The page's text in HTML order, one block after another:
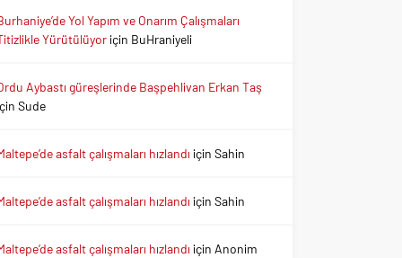
Yol Yapım ve Onarım Çalışmaları
Yürütülüyoriçin BuHraniyeli
Aybastı güreşlerinde Başpehlivan Erkan Taş
Sude
asfalt çalışmaları hızlandı içinSahin
asfalt çalışmaları hızlandı içinSahin
asfalt çalışmaları hızlandı için Anonim